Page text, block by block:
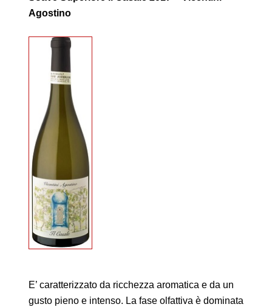
Agostino
E’ caratterizzato da ricchezza aromatica e da un
gusto pieno e intenso. La fase olfattiva è dominata